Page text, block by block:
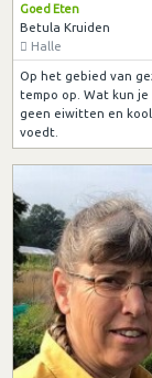
Goed Eten
Betula Kruiden
Halle
Op het gebied van
tempo op. Wat kun je
geen eiwitten en
voedt.